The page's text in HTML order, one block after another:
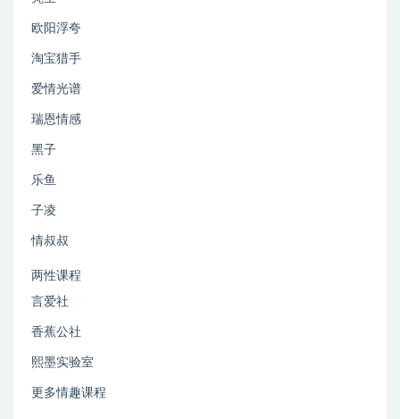
欧阳浮夸
淘宝猎手
爱情光谱
瑞恩情感
黑子
乐鱼
子凌
情叔叔
两性课程
言爱社
香蕉公社
熙墨实验室
更多情趣课程